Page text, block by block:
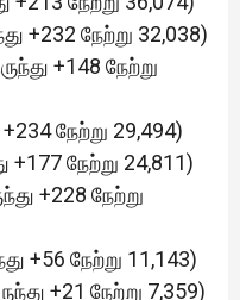
+232 நேற்று 32,038)
+148 நேற்று
+234 நேற்று 29,494)
+177 நேற்று 24,811)
+228 நேற்று
+56 நேற்று 11,143)
+21 நேற்று 7,359)